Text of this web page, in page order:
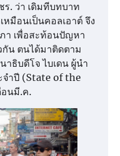
ร. ว่า เดิมทีบทบาท
หมือนเป็นคอลเอาต์ จึง
า เพื่อสะท้อนปัญหา
น ตนได้มาติดตาม
าธิบดีโจ ไบเดน ผู้นำ
จำปี (State of the
อนมี.ค.